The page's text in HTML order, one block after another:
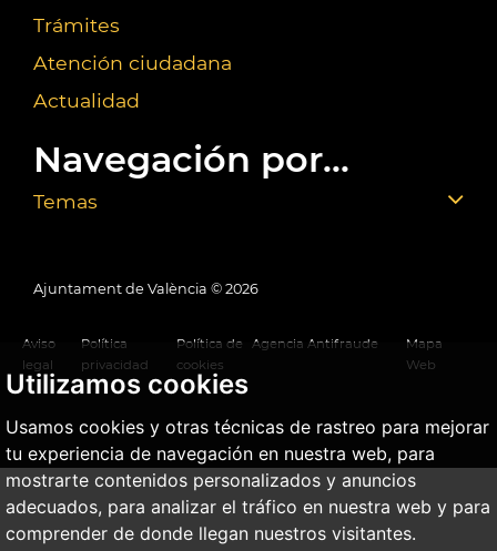
Utilizamos cookies
Usamos cookies y otras técnicas de rastreo para mejorar
tu experiencia de navegación en nuestra web, para
mostrarte contenidos personalizados y anuncios
adecuados, para analizar el tráfico en nuestra web y para
comprender de donde llegan nuestros visitantes.
Trámites
Atención ciudadana
Actualidad
Navegación por...
Temas
Ajuntament de València © 2026
Aviso
legal
Política
privacidad
Política de
cookies
Agencia Antifraude
Mapa
Web